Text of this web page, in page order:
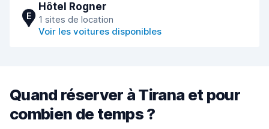
E
Hôtel Rogner
1 sites de location
Voir les voitures disponibles
Quand réserver à Tirana et pour
combien de temps ?